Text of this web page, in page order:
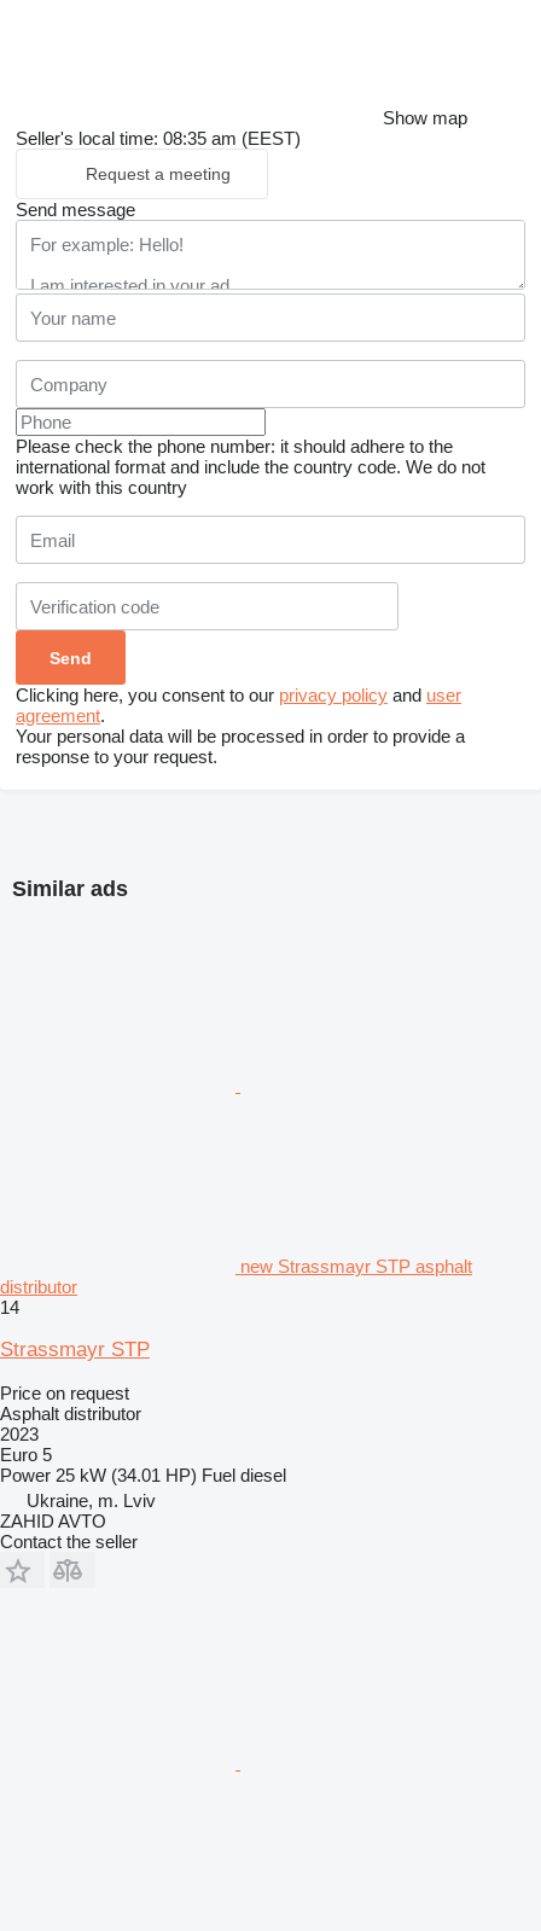
Show map
Seller's local time: 08:35 am (EEST)
Request a meeting
Send message
Please check the phone number: it should adhere to the
international format and include the country code. We do not
work with this country
Clicking here, you consent to our privacy policy and user
agreement.
Your personal data will be processed in order to provide a
response to your request.
Similar ads
new Strassmayr STP asphalt
distributor
14
Strassmayr STP
Price on request
Asphalt distributor
2023
Euro 5
Power 25 kW (34.01 HP) Fuel diesel
Ukraine, m. Lviv
ZAHID AVTO
Contact the seller